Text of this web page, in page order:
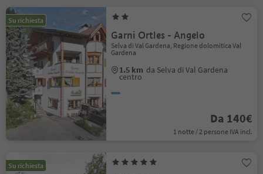
Su richiesta
Garni Ortles - Angelo
Selva di Val Gardena, Regione dolomitica Val
Gardena
1.5 km da Selva di Val Gardena
centro
Da 140€
1 notte / 2 persone IVA incl.
Su richiesta